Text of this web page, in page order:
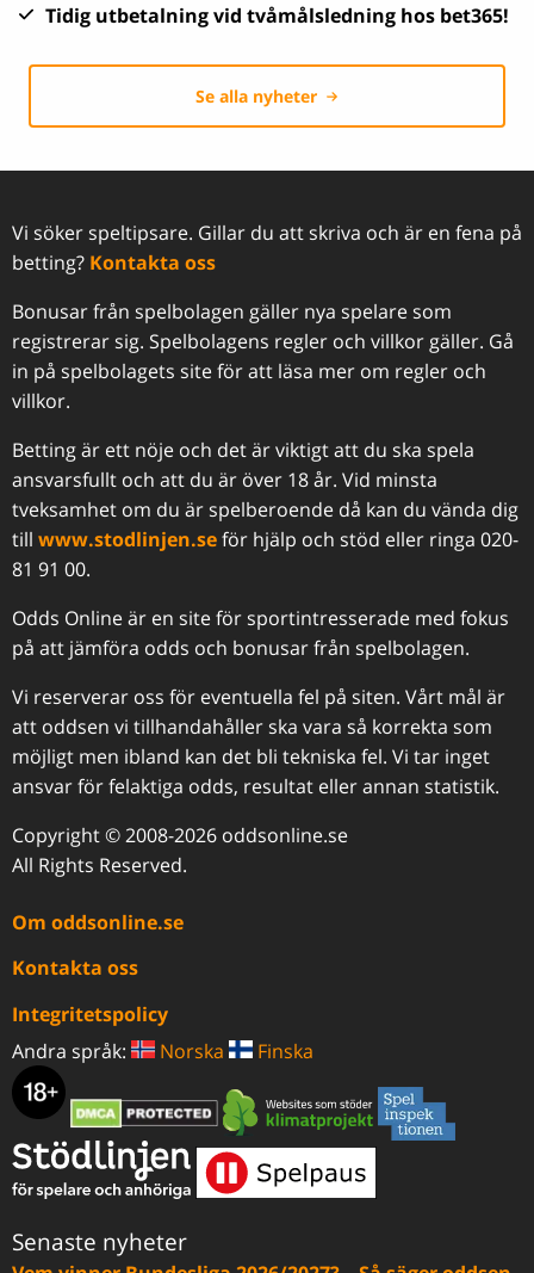
Tidig utbetalning vid tvåmålsledning hos bet365!
Se alla nyheter
Vi söker speltipsare. Gillar du att skriva och är en fena på
betting? Kontakta oss
Bonusar från spelbolagen gäller nya spelare som
registrerar sig. Spelbolagens regler och villkor gäller. Gå
in på spelbolagets site för att läsa mer om regler och
villkor.
Betting är ett nöje och det är viktigt att du ska spela
ansvarsfullt och att du är över 18 år. Vid minsta
tveksamhet om du är spelberoende då kan du vända dig
till www.stodlinjen.seför hjälp och stöd eller ringa 020-
81 91 00.
Odds Online är en site för sportintresserade med fokus
på att jämföra odds och bonusar från spelbolagen.
Vi reserverar oss för eventuella fel på siten. Vårt mål är
att oddsen vi tillhandahåller ska vara så korrekta som
möjligt men ibland kan det bli tekniska fel. Vi tar inget
ansvar för felaktiga odds, resultat eller annan statistik.
Copyright © 2008-2026 oddsonline.se
All Rights Reserved.
Om oddsonline.se
Kontakta oss
Integritetspolicy
Andra språk:
Norska Finska
Senaste nyheter